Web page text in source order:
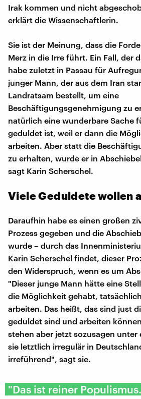
Irak kommen und nicht
erklärt die Wissenschaftlerin.
Sie ist der Meinung, dass die
Merz in die Irre führt. Ein Fall, der
habe zuletzt in Passau für
junger Mann, der aus dem Iran
Landratsam bestellt, um eine
Beschäftigungsgenehmigung zu
natürlich eine wunderbare Sache
geduldet ist, weil er dann die
arbeiten. Aber statt die
zu erhalten, wurde er in
sagt Karin Scherschel.
Viele Geduldete wollen
Daraufhin habe es einen großen
Prozess gegeben und die
wurde – durch das
Karin Scherschel findet, dieser
den Widerspruch, wenn es um
"Dieser junge Mann hätte eine
die Möglichkeit gehabt,
arbeiten. Das heißt, das sind just
geduldet sind und arbeiten
stehen aber jetzt sozusagen unter
sie letztlich irregulär in
irreführend", sagt sie.
"Das ist reiner